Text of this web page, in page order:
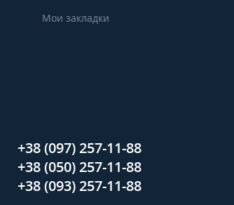
Мои закладки
+38 (097) 257-11-88
+38 (050) 257-11-88
+38 (093) 257-11-88